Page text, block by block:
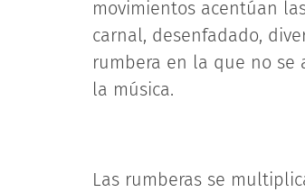
movimientos acentúan
carnal, desenfadado,
rumbera en la que no se
la música.
Las rumberas se